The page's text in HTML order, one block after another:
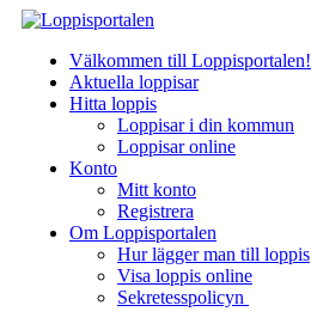
Hoppa
innehåll Välkommen till Loppisportalen!
Aktuella loppisar
Hitta loppis
Loppisar i din kommun
Loppisar online
Konto
Mitt konto
Registrera
Om Loppisportalen
Hur lägger man till loppis
Visa loppis online
Sekretesspolicyn